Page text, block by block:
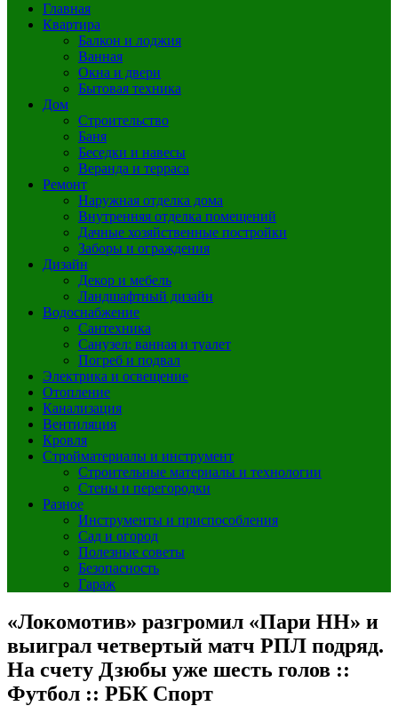
Главная
Квартира
Балкон и лоджия
Ванная
Окна и двери
Бытовая техника
Дом
Строительство
Баня
Беседки и навесы
Веранда и терраса
Ремонт
Наружная отделка дома
Внутренняя отделка помещений
Дачные хозяйственные постройки
Заборы и ограждения
Дизайн
Декор и мебель
Ландшафтный дизайн
Водоснабжение
Сантехника
Санузел: ванная и туалет
Погреб и подвал
Электрика и освещение
Отопление
Канализация
Вентиляция
Кровля
Стройматериалы и инструмент
Строительные материалы и технологии
Стены и перегородки
Разное
Инструменты и приспособления
Сад и огород
Полезные советы
Безопасность
Гараж
«Локомотив» разгромил «Пари НН» и
выиграл четвертый матч РПЛ подряд.
На счету Дзюбы уже шесть голов ::
Футбол :: РБК Спорт